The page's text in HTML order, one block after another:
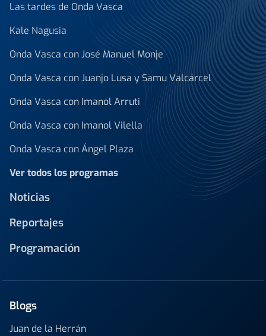
Las tardes de Onda Vasca
Kale Nagusia
Onda Vasca con José Manuel Monje
Onda Vasca con Juanjo Lusa y Samu Valcárcel
Onda Vasca con Imanol Arruti
Onda Vasca con Imanol Vilella
Onda Vasca con Ángel Plaza
Ver todos los programas
Noticias
Reportajes
Programación
Blogs
Juan de la Herrán